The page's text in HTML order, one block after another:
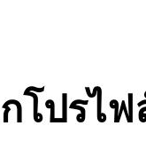
โปรไฟ